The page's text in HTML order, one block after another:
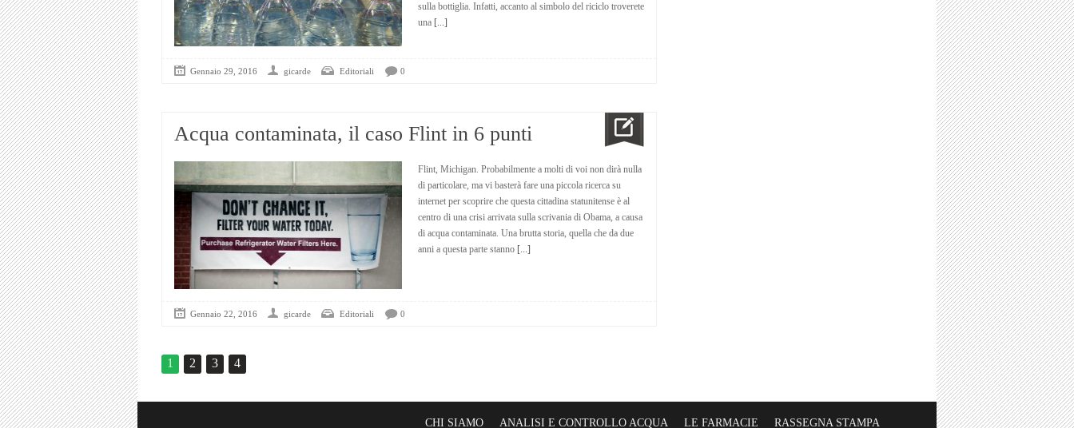
sulla bottiglia. Infatti, accanto al simbolo del riciclo troverete
una [...]
Gennaio 29, 2016 gicarde Editoriali 0
Acqua contaminata, il caso Flint in 6 punti
Flint, Michigan. Probabilmente a molti di voi non dirà nulla
di particolare, ma vi basterà fare una piccola ricerca su
internet per scoprire che questa cittadina statunitense è al
centro di una crisi arrivata sulla scrivania di Obama, a causa
di acqua contaminata. Una brutta storia, quella che da due
anni a questa parte stanno [...]
Gennaio 22, 2016 gicarde Editoriali 0
1 2 3 4
CHI SIAMO ANALISI E CONTROLLO ACQUA LE FARMACIE RASSEGNA STAMPA